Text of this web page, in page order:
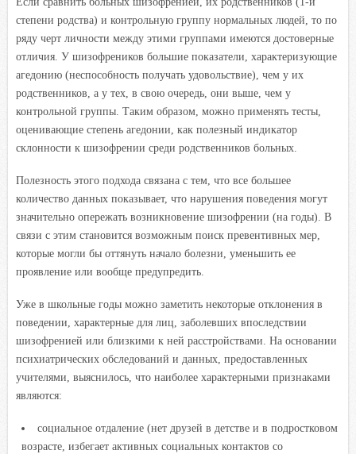
степени родства) и контрольную группу нормальных людей, то по
ряду черт личности между этими группами имеются достоверные
отличия. У шизофреников большие показатели, характеризующие
агедонию (неспособность получать удовольствие), чем у их
родственников, а у тех, в свою очередь, они выше, чем у
контрольной группы. Таким образом, можно применять тесты,
оценивающие степень агедонии, как полезный индикатор
склонности к шизофрении среди родственников больных.
Полезность этого подхода связана с тем, что все большее
количество данных показывает, что нарушения поведения могут
значительно опережать возникновение шизофрении (на годы). В
связи с этим становится возможным поиск превентивных мер,
которые могли бы оттянуть начало болезни, уменьшить ее
проявление или вообще предупредить.
Уже в школьные годы можно заметить некоторые отклонения в
поведении, характерные для лиц, заболевших впоследствии
шизофренией или близкими к ней расстройствами. На основании
психиатрических обследований и данных, предоставленных
учителями, выяснилось, что наиболее характерными признаками
являются:
социальное отдаление (нет друзей в детстве и в подростковом
возрасте, избегает активных социальных контактов со